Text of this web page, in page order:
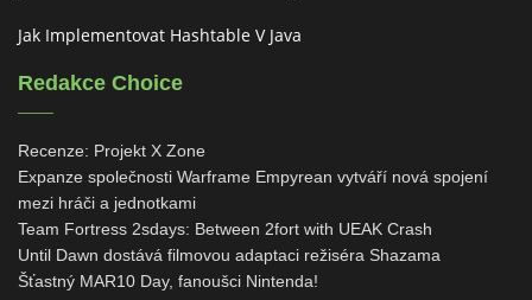
Jak Implementovat Hashtable V Java
Redakce Choice
Recenze: Projekt X Zone
Expanze společnosti Warframe Empyrean vytváří nová spojení
mezi hráči a jednotkami
Team Fortress 2sdays: Between 2fort with UEAK Crash
Until Dawn dostává filmovou adaptaci režiséra Shazama
Šťastný MAR10 Day, fanoušci Nintenda!